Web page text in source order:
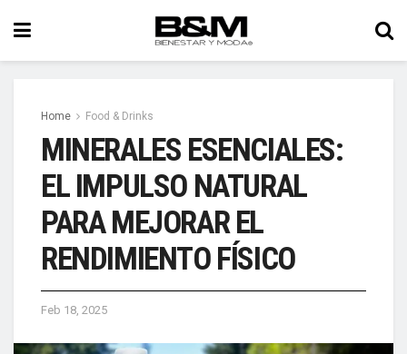
Home Food & Drinks
MINERALES ESENCIALES:
EL IMPULSO NATURAL
PARA MEJORAR EL
RENDIMIENTO FÍSICO
Feb 18, 2025